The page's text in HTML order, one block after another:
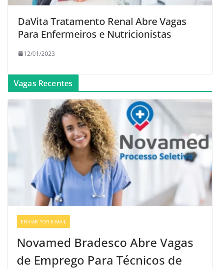
DaVita Tratamento Renal Abre Vagas
Para Enfermeiros e Nutricionistas
12/01/2023
Vagas Recentes
ENVIAR POR E-MAIL
Novamed Bradesco Abre Vagas
de Emprego Para Técnicos de